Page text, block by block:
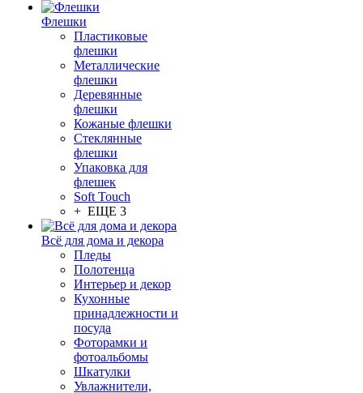
Флешки
Пластиковые
флешки
Металлические
флешки
Деревянные
флешки
Кожаные флешки
Стеклянные
флешки
Упаковка для
флешек
Soft Touch
+ ЕЩЕ 3
Всё для дома и декора
Пледы
Полотенца
Интерьер и декор
Кухонные
принадлежности и
посуда
Фоторамки и
фотоальбомы
Шкатулки
Увлажнители,